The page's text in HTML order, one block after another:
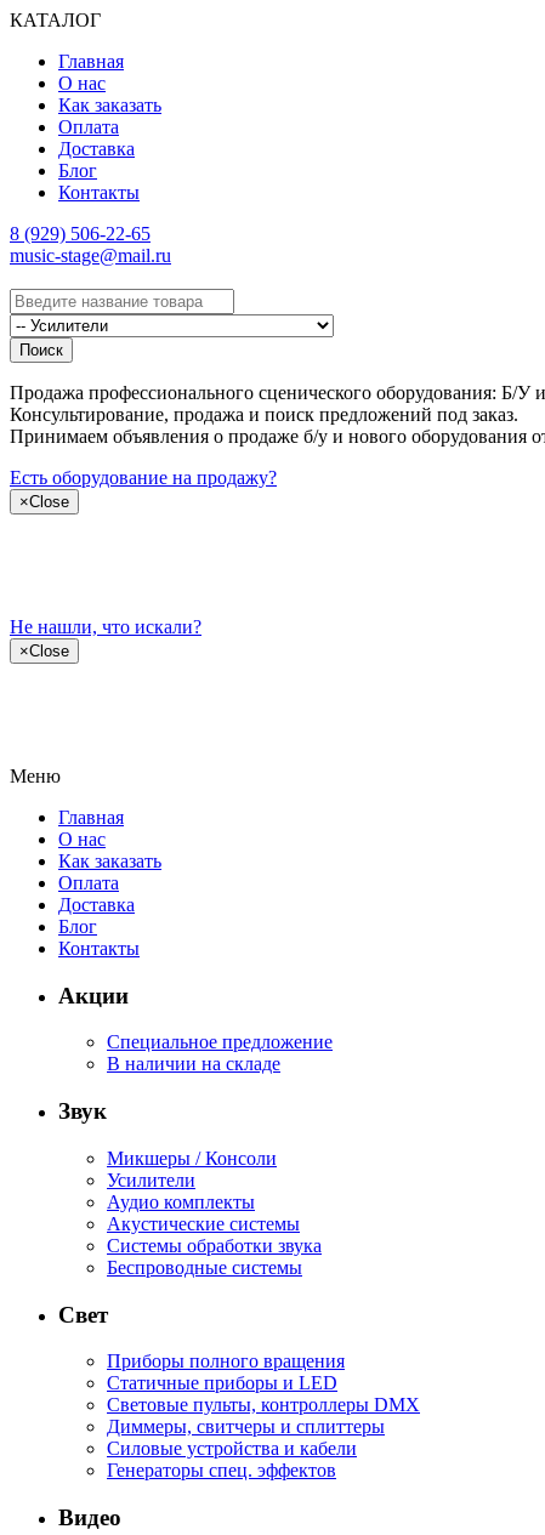
КАТАЛОГ
Главная
О нас
Как заказать
Оплата
Доставка
Блог
Контакты
8 (929) 506-22-65
music-stage@mail.ru
Поиск
Продажа профессионального сценического оборудования: Б/У
Консультирование, продажа и поиск предложений под заказ.
Принимаем объявления о продаже б/у и нового оборудования
Есть оборудование на продажу?
×Close
Не нашли, что искали?
×Close
Меню
Главная
О нас
Как заказать
Оплата
Доставка
Блог
Контакты
Акции
Специальное предложение
В наличии на складе
Звук
Микшеры / Консоли
Усилители
Аудио комплекты
Акустические системы
Системы обработки звука
Беспроводные системы
Свет
Приборы полного вращения
Статичные приборы и LED
Световые пульты, контроллеры DMX
Диммеры, свитчеры и сплиттеры
Силовые устройства и кабели
Генераторы спец. эффектов
Видео